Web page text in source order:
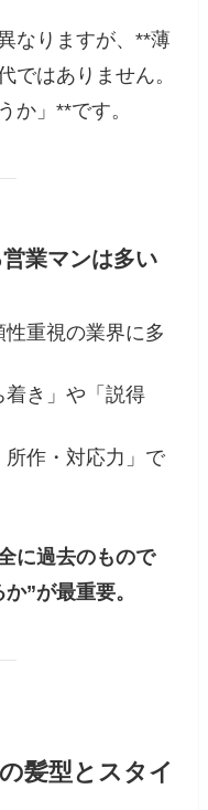
なりますが、**薄
ではありません。
か」**です。
業マンは多い
重視の業界に多
き」や「説得
所作・対応力」で
に過去のもので
”が最重要。
髪型とスタイ